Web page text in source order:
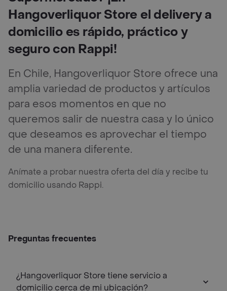
Hangoverliquor Store el delivery a
domicilio es rápido, práctico y
seguro con Rappi!
En Chile, Hangoverliquor Store ofrece una
amplia variedad de productos y artículos
para esos momentos en que no
queremos salir de nuestra casa y lo único
que deseamos es aprovechar el tiempo
de una manera diferente.
Anímate a probar nuestra oferta del día y recibe tu
domicilio usando Rappi.
Preguntas frecuentes
¿Hangoverliquor Store tiene servicio a
domicilio cerca de mi ubicación?